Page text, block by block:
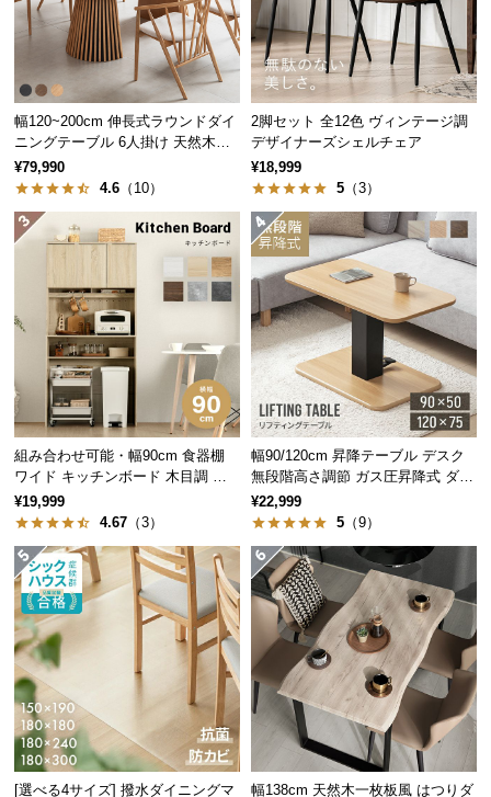
中
型
品
配
送
に
つ
い
型
商
品
の
配
送
に
つ
て
開
梱
設
置
サ
ー
ビ
ス
幅120~200cm 伸長式ラウンドダイ
ニングテーブル 6人掛け 天然木突
板 美しい格子デザイン
¥79,990
4.6 （10）
2脚セット 全12色 ヴィンテージ調
デザイナーズシェルチェア
¥18,999
5 （3）
組み合わせ可能・幅90cm 食器棚
ワイド キッチンボード 木目調 レ
イアウト自在
¥19,999
4.67 （3）
幅90/120cm 昇降テーブル デスク
無段階高さ調節 ガス圧昇降式 ダイ
ニング 高さ55~70cm
¥22,999
5 （9）
[選べる4サイズ] 撥水ダイニングマ
幅138cm 天然木一枚板風 はつりダ